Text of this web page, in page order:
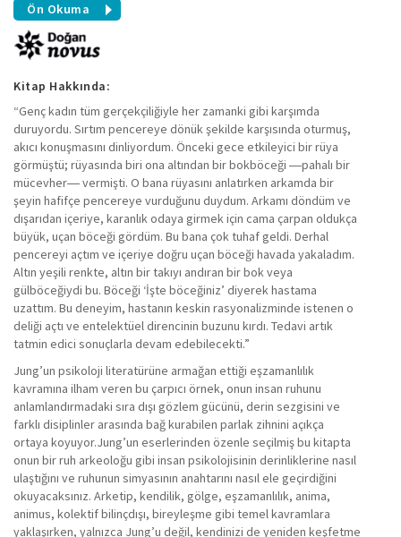
Ön Okuma
Kitap Hakkında:
“Genç kadın tüm gerçekçiliğiyle her zamanki gibi karşımda
duruyordu. Sırtım pencereye dönük şekilde karşısında oturmuş,
akıcı konuşmasını dinliyordum. Önceki gece etkileyici bir rüya
görmüştü; rüyasında biri ona altından bir bokböceği ―pahalı bir
mücevher― vermişti. O bana rüyasını anlatırken arkamda bir
şeyin hafifçe pencereye vurduğunu duydum. Arkamı döndüm ve
dışarıdan içeriye, karanlık odaya girmek için cama çarpan oldukça
büyük, uçan böceği gördüm. Bu bana çok tuhaf geldi. Derhal
pencereyi açtım ve içeriye doğru uçan böceği havada yakaladım.
Altın yeşili renkte, altın bir takıyı andıran bir bok veya
gülböceğiydi bu. Böceği ‘İşte böceğiniz’ diyerek hastama
uzattım. Bu deneyim, hastanın keskin rasyonalizminde istenen o
deliği açtı ve entelektüel direncinin buzunu kırdı. Tedavi artık
tatmin edici sonuçlarla devam edebilecekti.”
Jung’un psikoloji literatürüne armağan ettiği eşzamanlılık
kavramına ilham veren bu çarpıcı örnek, onun insan ruhunu
anlamlandırmadaki sıra dışı gözlem gücünü, derin sezgisini ve
farklı disiplinler arasında bağ kurabilen parlak zihnini açıkça
ortaya koyuyor.Jung’un eserlerinden özenle seçilmiş bu kitapta
onun bir ruh arkeoloğu gibi insan psikolojisinin derinliklerine nasıl
ulaştığını ve ruhunun simyasının anahtarını nasıl ele geçirdiğini
okuyacaksınız. Arketip, kendilik, gölge, eşzamanlılık, anima,
animus, kolektif bilinçdışı, bireyleşme gibi temel kavramlara
yaklaşırken, yalnızca Jung’u değil, kendinizi de yeniden keşfetme